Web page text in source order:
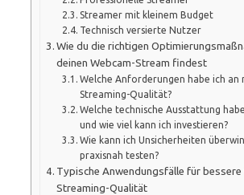
Streamer mit kleinem Budget
Technisch versierte Nutzer
Wie du die richtigen
deinen Webcam-Stream findest
Welche Anforderungen habe ich an
Streaming-Qualität?
Welche technische Ausstattung
und wie viel kann ich investieren?
Wie kann ich Unsicherheiten
praxisnah testen?
Typische Anwendungsfälle für bessere
Streaming-Qualität